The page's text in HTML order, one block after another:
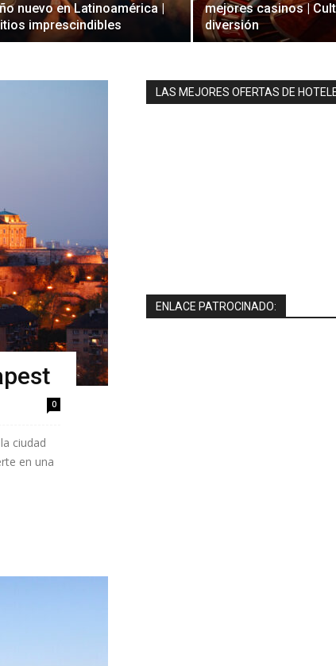
nuevo en Latinoamérica |
imprescindibles
mejores casinos |
diversión
0
ciudad
en una
LAS MEJORES OFERTAS DE
ENLACE PATROCINADO: